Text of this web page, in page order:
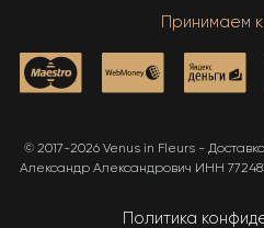
Принимаем
© 2017-2026 Venus in Fleurs -
Александр Александрович ИНН
Политика